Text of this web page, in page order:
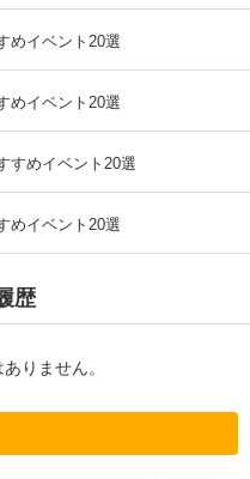
めイベント20選
めイベント20選
すめイベント20選
めイベント20選
歴
りません。